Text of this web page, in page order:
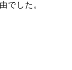
でした。